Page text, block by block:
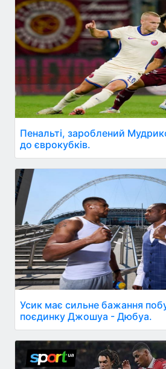
Пенальті, зароблений
до єврокубків.
Усик має сильне бажання
поєдинку Джошуа - Дюбуа.